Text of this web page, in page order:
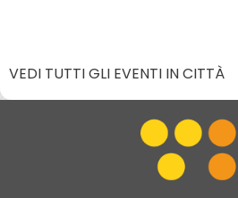
VEDI TUTTI GLI EVENTI IN CITTÀ